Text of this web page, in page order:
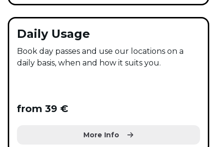
Daily Usage
Book day passes and use our locations on a
daily basis, when and how it suits you.
from 39 €
More Info